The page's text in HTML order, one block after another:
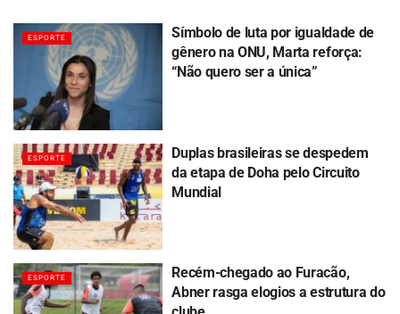
ESPORTE
Símbolo de luta por igualdade de
gênero na ONU, Marta reforça:
“Não quero ser a única”
ESPORTE
Duplas brasileiras se despedem
da etapa de Doha pelo Circuito
Mundial
ESPORTE
Recém-chegado ao Furacão,
Abner rasga elogios a estrutura do